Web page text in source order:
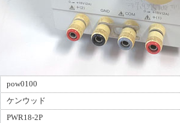
pow0100
ケンウッド
PWR18-2P